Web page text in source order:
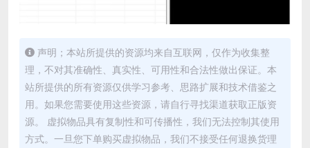
声明；本站所提供的资源均来自互联网，仅作为收集整
理，不对其准确性、真实性、可用性和合法性做出保证。本
站所提供的所有资源仅供学习参考、思路扩展和技术借鉴之
用。如果您需要使用这些资源，请自行寻找渠道获取正版资
源。 虚拟物品具有复制性和可传播性，我们无法控制其使用
方式。一旦您下单购买虚拟物品，我们不接受任何退换货理